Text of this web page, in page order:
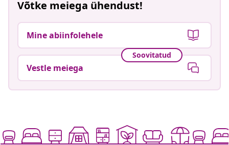
Võtke meiega ühendust!
Mine abiinfolehele
Soovitatud
Vestle meiega